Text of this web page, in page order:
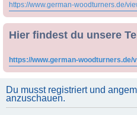
https://www.german-woodturners.de/
Hier findest du unsere
https://www.german-woodturners.de/
Du musst registriert und
anzuschauen.